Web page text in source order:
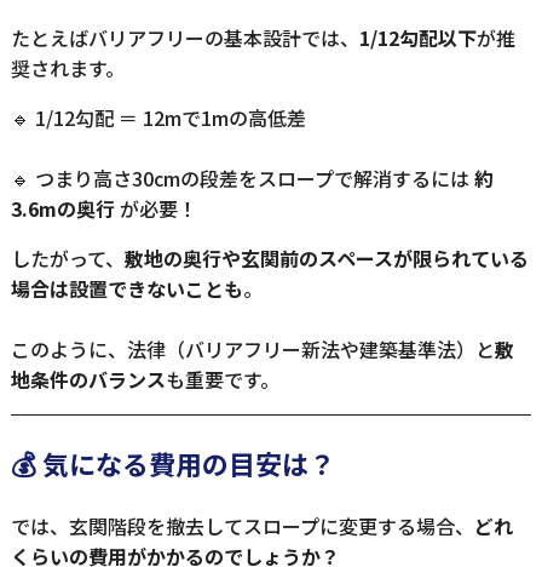
たとえばバリアフリーの基本設計では、 1/12勾配以下が推
奨されます。
🔹 1/12勾配 ＝ 12mで1mの高低差
🔹 つまり高さ30cmの段差をスロープで解消するには 約
3.6mの奥行が必要！
したがって、 敷地の奥行や玄関前のスペースが限られている
場合は設置できないことも。
このように、法律（バリアフリー新法や建築基準法）と敷
地条件のバランスも重要です。
💰 気になる費用の目安は？
では、玄関階段を撤去してスロープに変更する場合、 どれ
くらいの費用がかかるのでしょうか？